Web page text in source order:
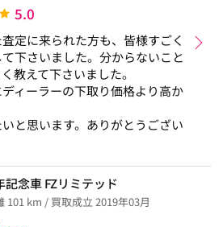
5.0
定に来られた方も、皆様すごく
下さいました。分からないこと
教えて下さいました。
ィーラーの下取り価格より高か
と思います。ありがとうござい
念車 FZリミテッド
101 km / 買取成立 2019年03月